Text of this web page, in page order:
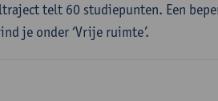
telt 60 studiepunten. Een
je onder ‘Vrije ruimte’.